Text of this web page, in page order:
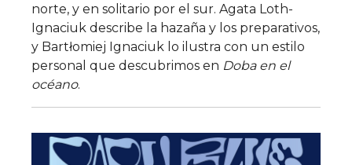
norte, y en solitario por el sur. Agata Loth-
Ignaciuk describe la hazaña y los preparativos,
y Bartłomiej Ignaciuk lo ilustra con un estilo
personal que descubrimos en Doba en el
océano.